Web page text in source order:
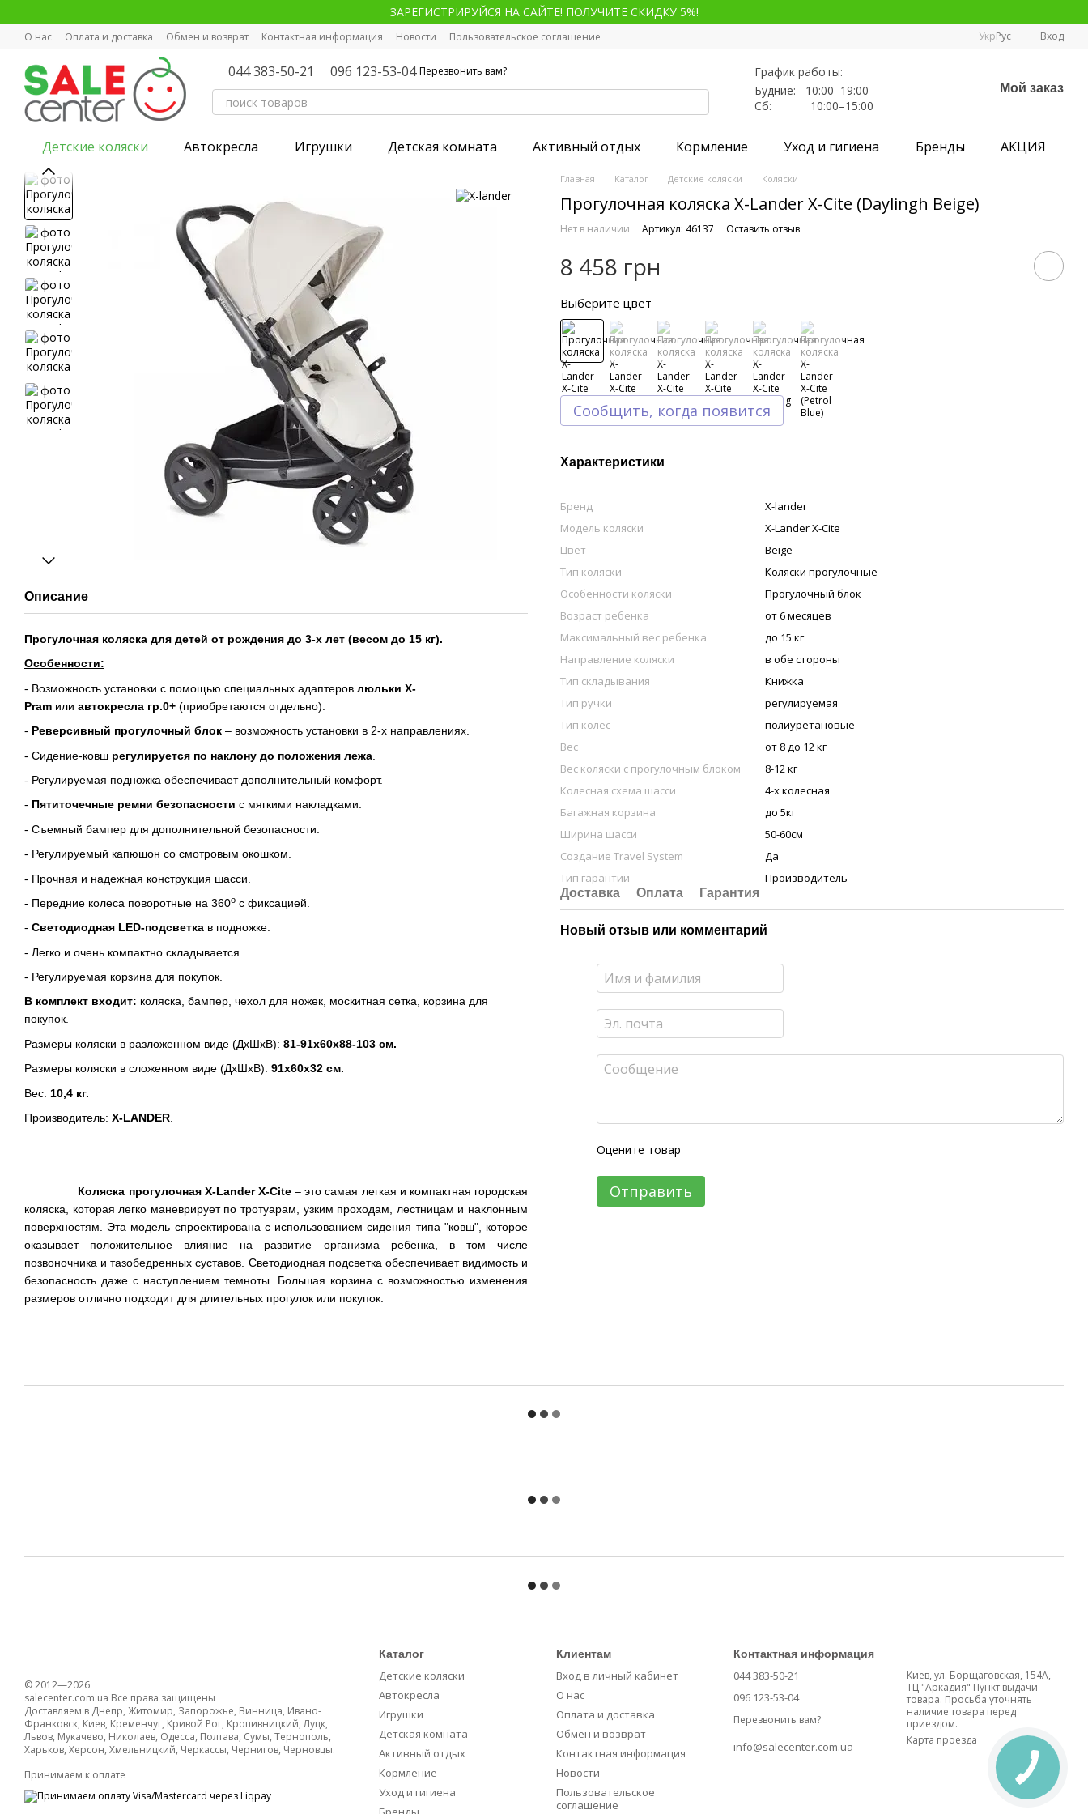
ЗАРЕГИСТРИРУЙСЯ НА САЙТЕ! ПОЛУЧИТЕ СКИДКУ 5%!
О нас Оплата и доставка Обмен и возврат Контактная информация Новости Пользовательское соглашение УкрРус Вход
044 383-50-21 096 123-53-04 Перезвонить вам?
График работы:
Будние: 10:00–19:00
Сб: 10:00–15:00
Мой заказ
Детские коляски Автокресла Игрушки Детская комната Активный отдых Кормление Уход и гигиена Бренды АКЦИЯ
Описание
Прогулочная коляска для детей от рождения до 3-х лет (весом до 15 кг).
Особенности:
- Возможность установки с помощью специальных адаптеров люльки X-
Pram или автокресла гр.0+ (приобретаются отдельно).
- Реверсивный прогулочный блок – возможность установки в 2-х направлениях.
- Сидение-ковш регулируется по наклону до положения лежа
- Регулируемая подножка обеспечивает дополнительный комфорт.
- Пятиточечные ремни безопасности с мягкими накладками.
- Съемный бампер для дополнительной безопасности.
- Регулируемый капюшон со смотровым окошком.
- Прочная и надежная конструкция шасси.
- Передние колеса поворотные на 360о с фиксацией.
- Светодиодная LED-подсветка в подножке.
- Легко и очень компактно складывается.
- Регулируемая корзина для покупок.
В комплект входит: коляска, бампер, чехол для ножек, москитная сетка, корзина для
покупок.
Размеры коляски в разложенном виде (ДхШхВ): 81-91х60х88-103 см.
Размеры коляски в сложенном виде (ДхШхВ): 91х60х32 см.
Вес: 10,4 кг.
Производитель: X-LANDER
Коляска прогулочная X-Lander X-Cite– это самая легкая и компактная городская
коляска, которая легко маневрирует по тротуарам, узким проходам, лестницам и наклонным
поверхностям. Эта модель спроектирована с использованием сидения типа "ковш", которое
оказывает положительное влияние на развитие организма ребенка, в том числе
позвоночника и тазобедренных суставов. Светодиодная подсветка обеспечивает видимость и
безопасность даже с наступлением темноты. Большая корзина с возможностью изменения
размеров отлично подходит для длительных прогулок или покупок.
Главная Каталог Детские коляски Коляски
Прогулочная коляска X-Lander X-Cite (Daylingh Beige)
Нет в наличии Артикул: 46137 Оставить отзыв
8 458 грн
Выберите цвет
Сообщить, когда появится
Характеристики
Бренд
X-lander
Модель коляски
X-Lander X-Cite
Цвет
Beige
Тип коляски
Коляски прогулочные
Особенности коляски
Прогулочный блок
Возраст ребенка
от 6 месяцев
Максимальный вес ребенка
до 15 кг
Направление коляски
в обе стороны
Тип складывания
Книжка
Тип ручки
регулируемая
Тип колес
полиуретановые
Вес
от 8 до 12 кг
Вес коляски с прогулочным блоком
8-12 кг
Колесная схема шасси
4-х колесная
Багажная корзина
до 5кг
Ширина шасси
50-60см
Создание Travel System
Да
Тип гарантии
Производитель
Доставка Оплата Гарантия
Новый отзыв или комментарий
Оцените товар
Отправить
© 2012—2026
salecenter.com.ua Все права защищены
Доставляем в Днепр, Житомир, Запорожье, Винница, Ивано-
Франковск, Киев, Кременчуг, Кривой Рог, Кропивницкий, Луцк,
Львов, Мукачево, Николаев, Одесса, Полтава, Сумы, Тернополь,
Харьков, Херсон, Хмельницкий, Черкассы, Чернигов, Черновцы.
Принимаем к оплате
Каталог
Детские коляски
Автокресла
Игрушки
Детская комната
Активный отдых
Кормление
Уход и гигиена
Клиентам
Вход в личный кабинет
О нас
Оплата и доставка
Обмен и возврат
Контактная информация
Новости
Пользовательское
соглашение
Контактная информация
044 383-50-21
096 123-53-04
Перезвонить вам?
info@salecenter.com.ua
Киев, ул. Борщаговская, 154А,
ТЦ "Аркадия" Пункт выдачи
товара. Просьба уточнять
наличие товара перед
приездом.
Карта проезда